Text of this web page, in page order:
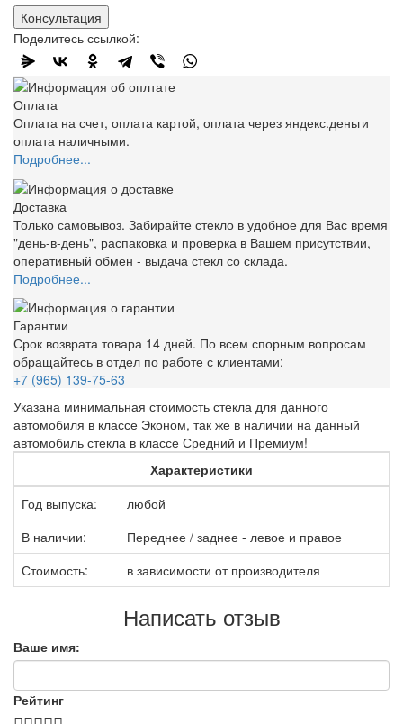
Консультация
Поделитесь ссылкой:
Оплата
Оплата на счет, оплата картой, оплата через яндекс.деньги
оплата наличными.
Подробнее...
Доставка
Только самовывоз. Забирайте стекло в удобное для Вас время
"день-в-день", распаковка и проверка в Вашем присутствии,
оперативный обмен - выдача стекл со склада.
Подробнее...
Гарантии
Срок возврата товара 14 дней. По всем спорным вопросам
обращайтесь в отдел по работе с клиентами:
+7 (965) 139-75-63
Указана минимальная стоимость стекла для данного
автомобиля в классе Эконом, так же в наличии на данный
автомобиль стекла в классе Средний и Премиум!
Характеристики
Год выпуска:
любой
В наличии:
Переднее / заднее - левое и правое
Стоимость:
в зависимости от производителя
Написать отзыв
Ваше имя:
Рейтинг